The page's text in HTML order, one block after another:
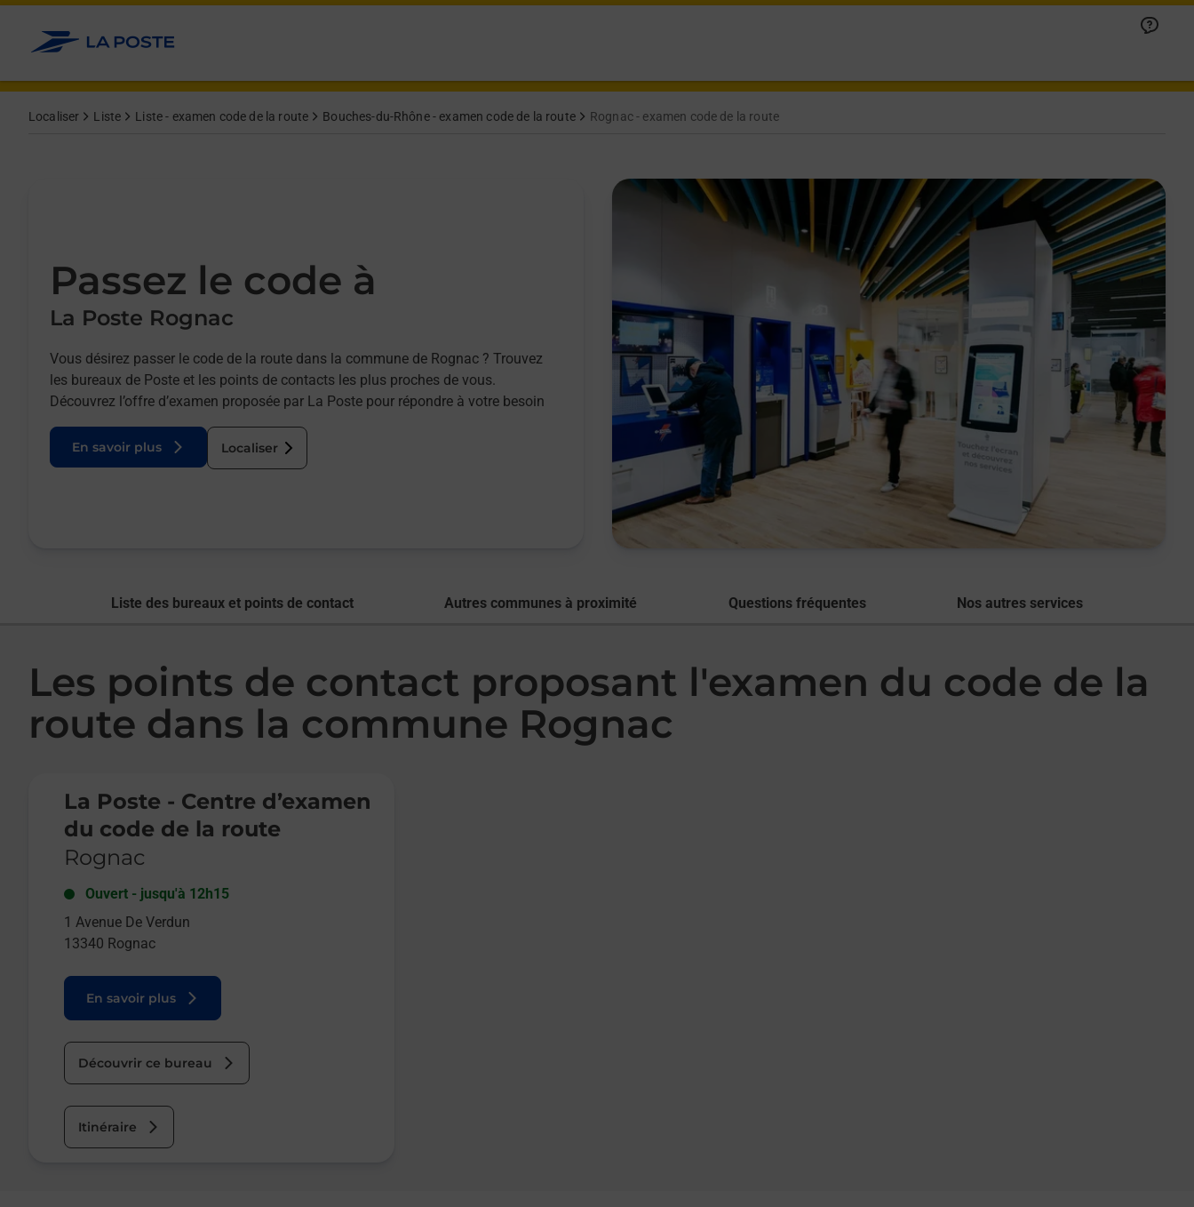
Allez au contenu
Localiser Liste Liste - examen code de la route Bouches-du-Rhône - examen code de la route Rognac - examen code de la route
Passez le code à
La Poste Rognac
Vous désirez passer le code de la route dans la commune de Rognac ? Trouvez
les bureaux de Poste et les points de contacts les plus proches de vous.
Découvrez l’offre d’examen proposée par La Poste pour répondre à votre besoin
En savoir plus Localiser
Liste des bureaux et points de contact Autres communes à proximité Questions fréquentes Nos autres services
Les points de contact proposant l'examen du code de la
route dans la commune Rognac
La Poste - Centre d’examen
du code de la route
Rognac
Ouvert - jusqu'à 12h15
1 Avenue De Verdun
13340 Rognac
En savoir plus
Découvrir ce bureau
Itinéraire
Afficher ou masquer la réponse
Afficher ou masquer la réponse
Afficher ou masquer la réponse
Afficher ou masquer la réponse